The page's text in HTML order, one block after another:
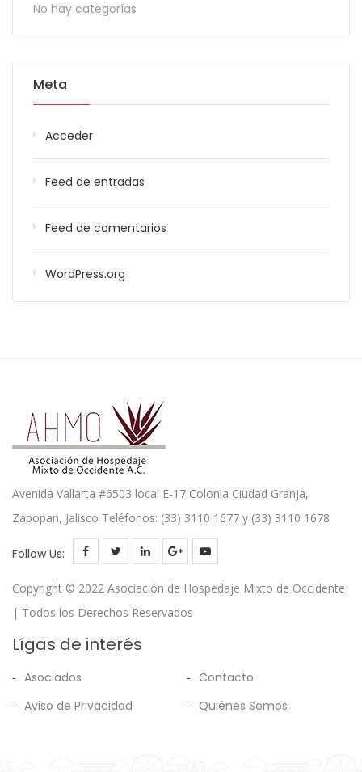
No hay categorías
Meta
Acceder
Feed de entradas
Feed de comentarios
WordPress.org
Avenida Vallarta #6503 local E-17 Colonia Ciudad Granja,
Zapopan, Jalisco Teléfonos: (33) 3110 1677 y (33) 3110 1678
Follow Us:
Copyright © 2022 Asociación de Hospedaje Mixto de Occidente
| Todos los Derechos Reservados
Lígas de interés
Asociados
Aviso de Privacidad
Contacto
Quiénes Somos